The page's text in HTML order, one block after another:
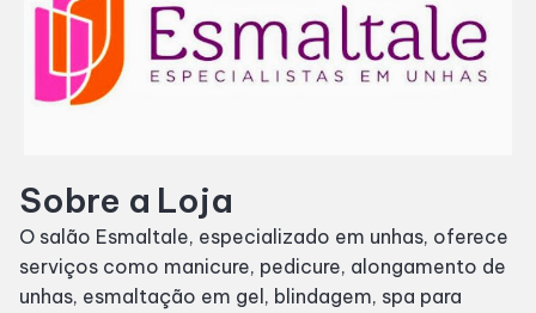
SDB Premium
Entretenimento
Cinema
Sobre a Loja
O salão Esmaltale, especializado em unhas, oferece
serviços como manicure, pedicure, alongamento de
unhas, esmaltação em gel, blindagem, spa para